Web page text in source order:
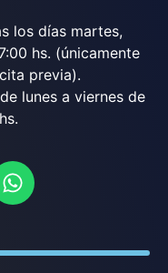
los días martes,
hs. (únicamente
previa).
lunes a viernes de